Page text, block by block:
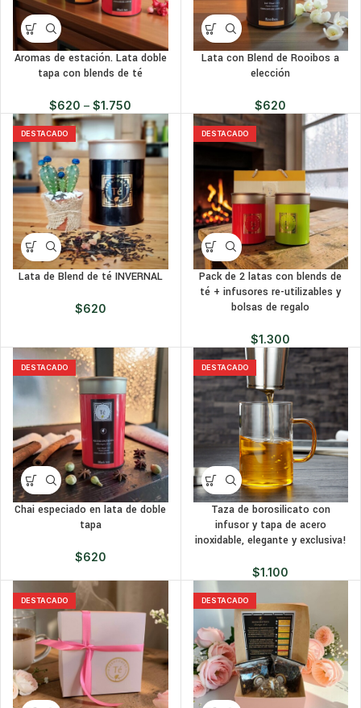
Aromas de estación. Lata doble
tapa con blends de té
$620 –$1.750
Lata con Blend de Rooibos a
elección
$620
DESTACADO
Lata de Blend de té INVERNAL
$620
DESTACADO
Pack de 2 latas con blends de
té + infusores re-utilizables y
bolsas de regalo
$1.300
DESTACADO
Chai especiado en lata de doble
tapa
$620
DESTACADO
Taza de borosilicato con
infusor y tapa de acero
inoxidable, elegante y exclusiva!
$1.100
DESTACADO DESTACADO